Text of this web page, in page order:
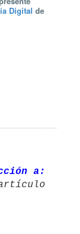
Digital de
a: